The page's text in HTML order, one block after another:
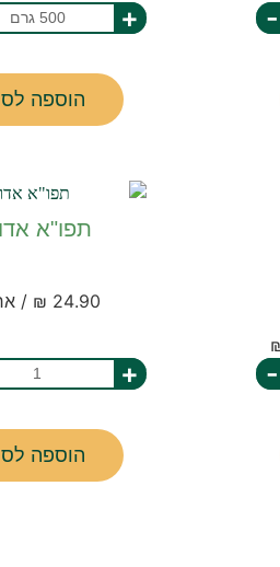
-
+
הוספה
-
תפו"א
24.90 ₪ / אריזה
+
הוספה